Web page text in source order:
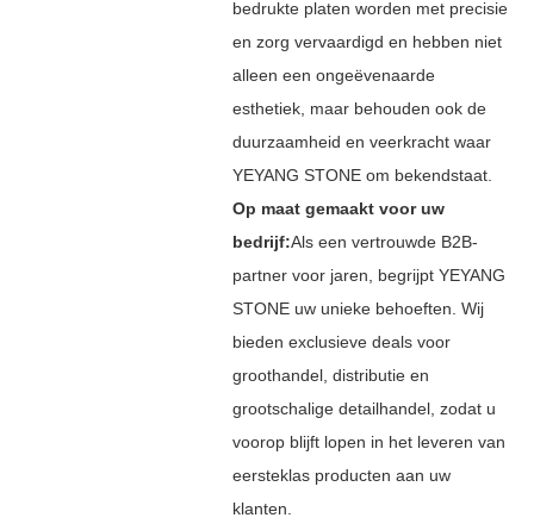
bedrukte platen worden met precisie
en zorg vervaardigd en hebben niet
alleen een ongeëvenaarde
esthetiek, maar behouden ook de
duurzaamheid en veerkracht waar
YEYANG STONE om bekendstaat.
Op maat gemaakt voor uw
bedrijf:Als een vertrouwde B2B-
partner voor jaren, begrijpt YEYANG
STONE uw unieke behoeften. Wij
bieden exclusieve deals voor
groothandel, distributie en
grootschalige detailhandel, zodat u
voorop blijft lopen in het leveren van
eersteklas producten aan uw
klanten.